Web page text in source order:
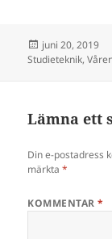
Postat
juni 20, 2019
Studieteknik,
Lämna ett
Din e-postadress
märkta*
KOMMENTAR*